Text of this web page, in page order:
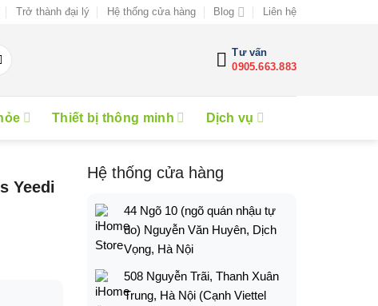
Trở thành đại lý Hệ thống cửa hàng Blog Liên hệ
Tư vấn
0905.663.883
Thiết bị thông minh Dịch vụ
Yeedi
Hệ thống cửa hàng
44 Ngõ 10 (ngõ quán nhậu tự
do) Nguyễn Văn Huyên, Dịch
Vọng, Hà Nội
508 Nguyễn Trãi, Thanh Xuân
Trung, Hà Nội (Cạnh Viettel